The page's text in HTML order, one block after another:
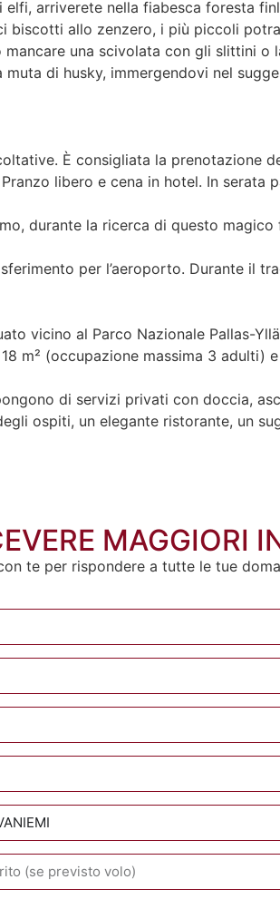
arriverete nella fiabesca foresta
allo zenzero, i più piccoli
una scivolata con gli slittini
di husky, immergendovi nel
È consigliata la prenotazione
libero e cena in hotel. In serata
durante la ricerca di questo magico
per l’aeroporto. Durante il
vicino al Parco Nazionale Pallas-
m² (occupazione massima 3 adulti)
di servizi privati con doccia,
ospiti, un elegante ristorante, un
MAGGIORI
te per rispondere a tutte le tue